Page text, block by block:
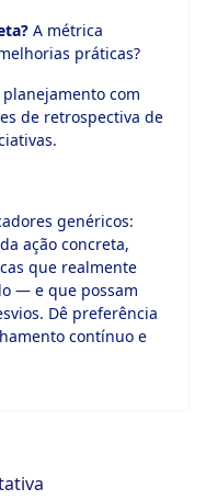
A métrica
práticas?
com
de retrospectiva de
genéricos:
ação concreta,
que realmente
— e que possam
Dê preferência
contínuo e